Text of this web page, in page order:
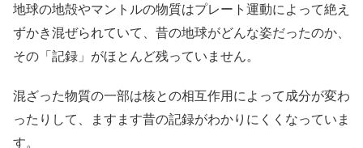
地球の地殻やマントルの物質はプレート運動によって絶え
ずかき混ぜられていて、昔の地球がどんな姿だったのか、
その「記録」がほとんど残っていません。
混ざった物質の一部は核との相互作用によって成分が変わ
ったりして、ますます昔の記録がわかりにくくなっていま
す。